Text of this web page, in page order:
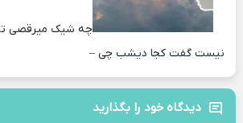
چه شیک میرقصی
نیست گفت کجا دیشب چی –
دیدگاه خود را بگذارید